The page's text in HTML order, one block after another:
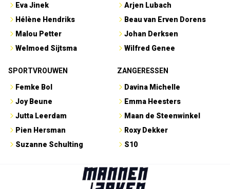
Eva Jinek
Hélène Hendriks
Malou Petter
Welmoed Sijtsma
Arjen Lubach
Beau van Erven Dorens
Johan Derksen
Wilfred Genee
SPORTVROUWEN
Femke Bol
Joy Beune
Jutta Leerdam
Pien Hersman
Suzanne Schulting
ZANGERESSEN
Davina Michelle
Emma Heesters
Maan de Steenwinkel
Roxy Dekker
S10